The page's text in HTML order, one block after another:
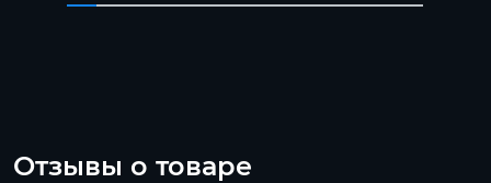
Отзывы о товаре